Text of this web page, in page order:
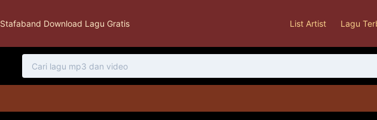
Stafaband Download Lagu Gratis List Artist Lagu